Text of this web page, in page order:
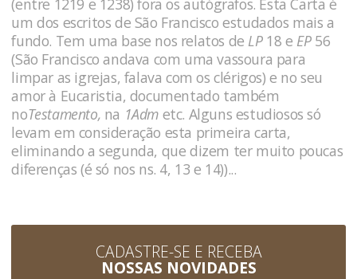
(entre 1219 e 1238) fora os autógrafos. Esta Carta é
um dos escritos de São Francisco estudados mais a
fundo. Tem uma base nos relatos de LP 18 e EP 56
(São Francisco andava com uma vassoura para
limpar as igrejas, falava com os clérigos) e no seu
amor à Eucaristia, documentado também
noTestamento, na 1Adm etc. Alguns estudiosos só
levam em consideração esta primeira carta,
eliminando a segunda, que dizem ter muito poucas
diferenças (é só nos ns. 4, 13 e 14))...
CADASTRE-SE E RECEBA
NOSSAS NOVIDADES